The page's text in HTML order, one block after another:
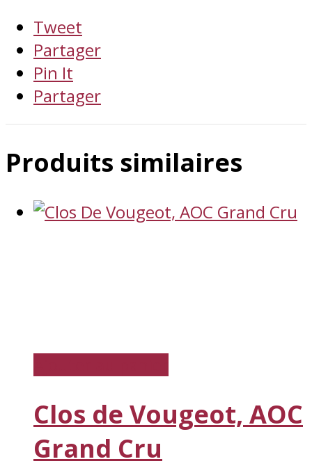
Tweet
Partager
Pin It
Partager
Produits similaires
Clos de Vougeot, AOC
Grand Cru